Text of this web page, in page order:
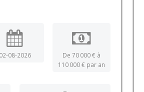
02-08-2026
De 70 000 € à
110 000 € par an